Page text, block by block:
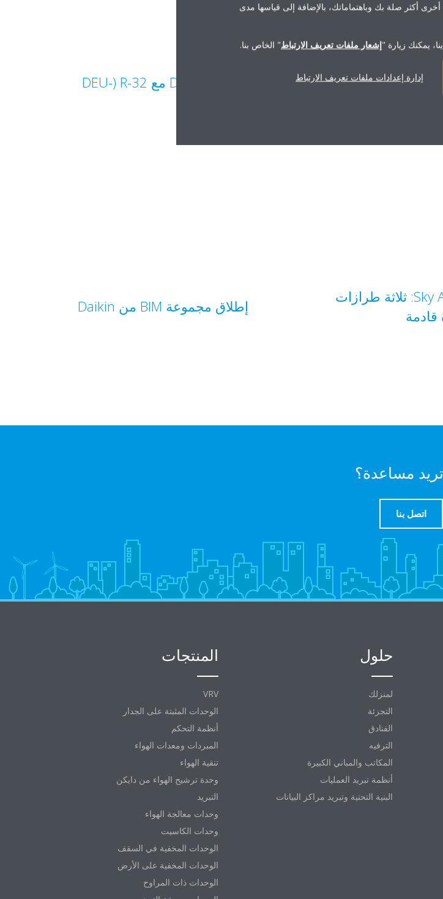
رائعة في متجر لبيع
Sky Air من Daikin مع R-32‏ (DEU-
سلسلة Sky Air A: ثلاثة طرازات
قادمة
إطلاق مجموعة BIM من Daikin
مساعدة؟
اتصل بنا
المنتجات
VRV
الوحدات المثبتة على الجدار
أنظمة التحكم
المبردات ومعدات الهواء
تنقية الهواء
وحدة ترشيح الهواء من دايكن
التبريد
وحدات معالجة الهواء
وحدات الكاسيت
الوحدات المخفية في السقف
الوحدات المخفية على الأرض
الوحدات ذات المراوح
حلول
لمنزلك
التجزئة
الفنادق
الترفيه
المكاتب والمباني الكبيرة
أنظمة تبريد العمليات
البنية التحتية وتبريد مراكز البيانات
أخرى أكثر صلة بك وباهتماماتك، بالإضافة إلى قياسها مدى
يمكنك زيارة "إشعار ملفات تعريف الارتباط" الخاص بنا.
إدارة إعدادات ملفات تعريف الارتباط